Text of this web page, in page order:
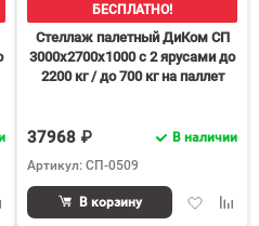
БЕСПЛАТНО!
Стеллаж палетный ДиКом СП
3000х2700х1000 с 2 ярусами до
2200 кг / до 700 кг на паллет
37968 ₽
В наличии
Артикул: СП-0509
Добавить
В корзину